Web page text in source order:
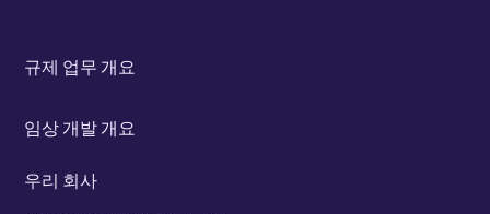
규제 업무 개요
임상 개발 개요
우리 회사